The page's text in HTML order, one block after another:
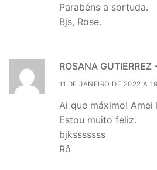
Parabéns a sortuda.
Bjs, Rose.
ROSANA GUTIERREZ
11 DE JANEIRO DE 2022 A
Ai que máximo! Amei
Estou muito feliz.
bjksssssss
Rô